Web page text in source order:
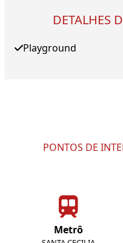
DETALHES
Playground
PONTOS DE
Metrô